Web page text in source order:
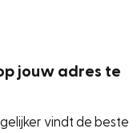
jouw adres te
vindt de beste